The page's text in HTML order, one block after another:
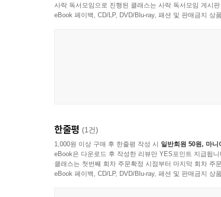
사락 독서모임으로 진행된 클래스는 사락 독서모임 게시
eBook 페이백, CD/LP, DVD/Blu-ray, 패션 및 판매금지 상
한줄평 (1건)
1,000원 이상 구매 후 한줄평 작성 시 일반회원 50원, 마니
eBook은 다운로드 후 작성한 리뷰만 YES포인트 지급됩니
클래스는 첫번째 회차 주문확정 시점부터 마지막 회차 주
eBook 페이백, CD/LP, DVD/Blu-ray, 패션 및 판매금지 상